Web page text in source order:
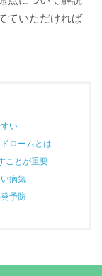
ていただければ
い
ロームとは
ことが重要
病気
予防